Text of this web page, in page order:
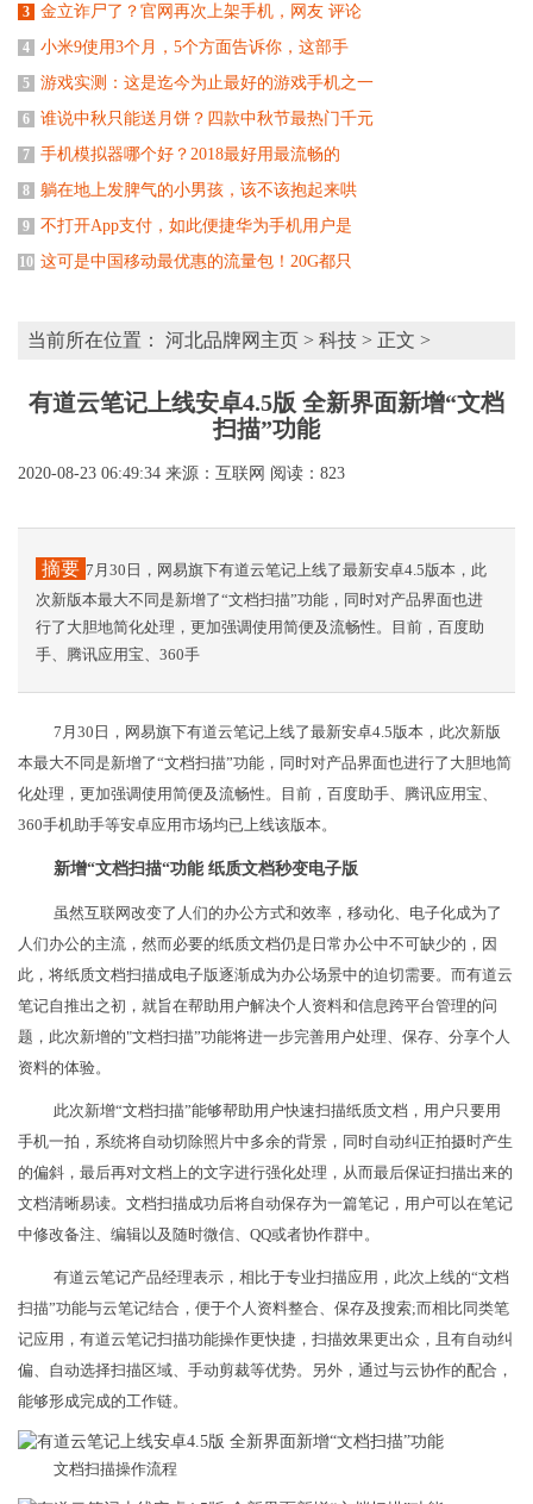
3 金立诈尸了？官网再次上架手机，网友 评论
4 小米9使用3个月，5个方面告诉你，这部手
5 游戏实测：这是迄今为止最好的游戏手机之一
6 谁说中秋只能送月饼？四款中秋节最热门千元
7 手机模拟器哪个好？2018最好用最流畅的
8 躺在地上发脾气的小男孩，该不该抱起来哄
9 不打开App支付，如此便捷华为手机用户是
10 这可是中国移动最优惠的流量包！20G都只
当前所在位置： 河北品牌网主页 > 科技 > 正文 >
有道云笔记上线安卓4.5版 全新界面新增“文档
扫描”功能
2020-08-23 06:49:34 来源：互联网 阅读：823
摘要 7月30日，网易旗下有道云笔记上线了最新安卓4.5版本，此
次新版本最大不同是新增了“文档扫描”功能，同时对产品界面也进
行了大胆地简化处理，更加强调使用简便及流畅性。目前，百度助
手、腾讯应用宝、360手
7月30日，网易旗下有道云笔记上线了最新安卓4.5版本，此次新版
本最大不同是新增了“文档扫描”功能，同时对产品界面也进行了大胆地简
化处理，更加强调使用简便及流畅性。目前，百度助手、腾讯应用宝、
360手机助手等安卓应用市场均已上线该版本。
新增“文档扫描“功能 纸质文档秒变电子版
虽然互联网改变了人们的办公方式和效率，移动化、电子化成为了
人们办公的主流，然而必要的纸质文档仍是日常办公中不可缺少的，因
此，将纸质文档扫描成电子版逐渐成为办公场景中的迫切需要。而有道云
笔记自推出之初，就旨在帮助用户解决个人资料和信息跨平台管理的问
题，此次新增的"文档扫描”功能将进一步完善用户处理、保存、分享个人
资料的体验。
此次新增“文档扫描”能够帮助用户快速扫描纸质文档，用户只要用
手机一拍，系统将自动切除照片中多余的背景，同时自动纠正拍摄时产生
的偏斜，最后再对文档上的文字进行强化处理，从而最后保证扫描出来的
文档清晰易读。文档扫描成功后将自动保存为一篇笔记，用户可以在笔记
中修改备注、编辑以及随时微信、QQ或者协作群中。
有道云笔记产品经理表示，相比于专业扫描应用，此次上线的“文档
扫描”功能与云笔记结合，便于个人资料整合、保存及搜索;而相比同类笔
记应用，有道云笔记扫描功能操作更快捷，扫描效果更出众，且有自动纠
偏、自动选择扫描区域、手动剪裁等优势。另外，通过与云协作的配合，
能够形成完成的工作链。
文档扫描操作流程